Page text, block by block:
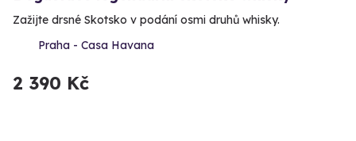
Zažijte drsné Skotsko v podání osmi druhů whisky.
Praha - Casa Havana
2 390 Kč